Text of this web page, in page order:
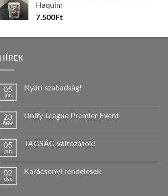
Haquim
7.500Ft
HÍREK
05
jún
Nyári szabadság!
Nyári
23
febr
Unity League Premier Event
Unity
bejegyzéshez
05
jan
TAGSÁG változások!
TAGSÁG
02
dec
Karácsonyi rendelések